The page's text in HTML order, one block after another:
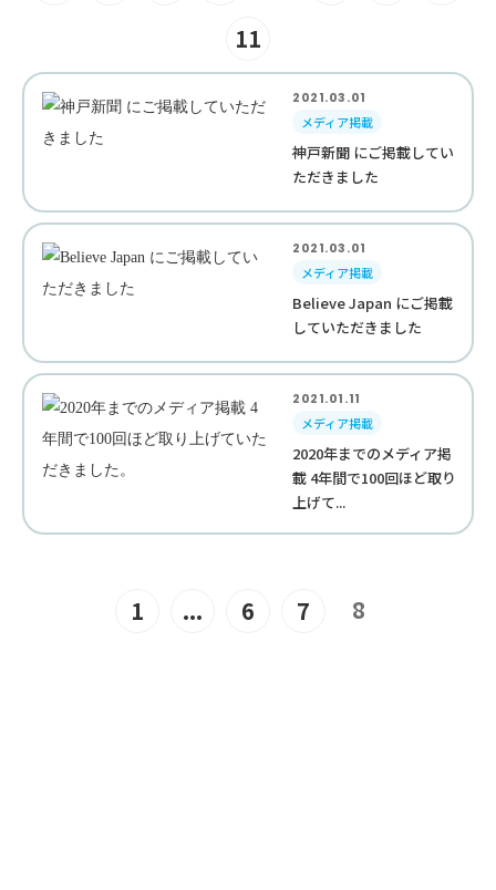
11
2021.03.01
メディア掲載
神戸新聞 にご掲載してい
ただきました
2021.03.01
メディア掲載
Believe Japan にご掲載
していただきました
2021.01.11
メディア掲載
2020年までのメディア掲
載 4年間で100回ほど取り
上げて...
1 ... 6 7 8